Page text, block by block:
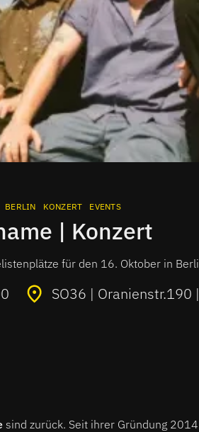
BERLIN KONZERT EVENTS
| Konzert
für den 16. Oktober in
SO36 |
sind zurück. Seit ihrer Gründung